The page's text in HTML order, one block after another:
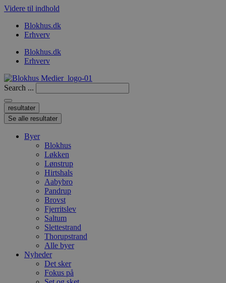
Videre til indhold
Blokhus.dk
Erhverv
Blokhus.dk
Erhverv
Search ...
resultater
Se alle resultater
Byer
Blokhus
Løkken
Lønstrup
Hirtshals
Aabybro
Pandrup
Brovst
Fjerritslev
Saltum
Slettestrand
Thorupstrand
Alle byer
Nyheder
Det sker
Fokus på